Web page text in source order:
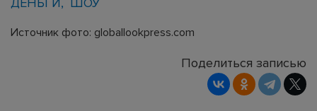
Источник фото: globallookpress.com
Поделиться записью